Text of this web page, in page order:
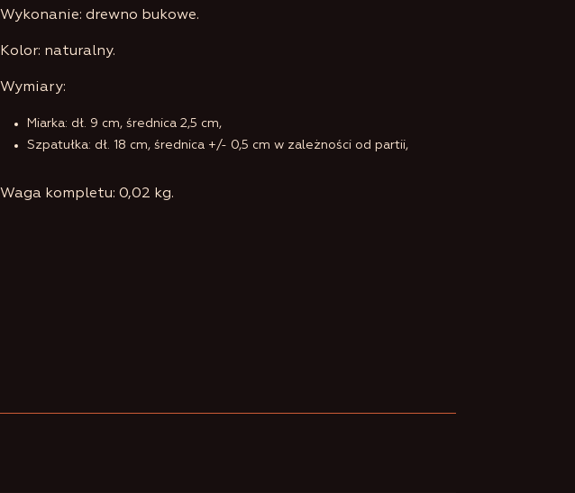
Wykonanie: drewno bukowe.
Kolor: naturalny.
Wymiary:
Miarka: dł. 9 cm, średnica 2,5 cm,
Szpatułka: dł. 18 cm, średnica +/- 0,5 cm w zależności od partii,
Waga kompletu: 0,02 kg.